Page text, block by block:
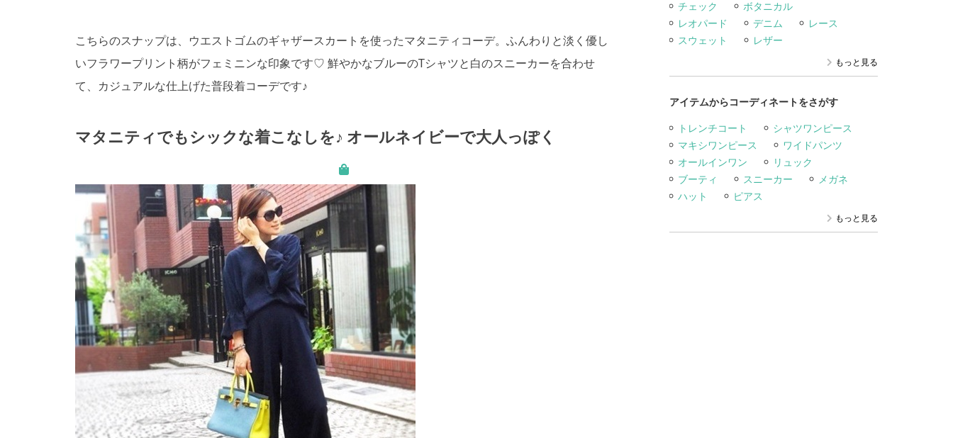
こちらのスナップは、ウエストゴムのギャザースカートを使ったマタニティコーデ。ふんわりと淡く優し
いフラワープリント柄がフェミニンな印象です♡ 鮮やかなブルーのTシャツと白のスニーカーを合わせ
て、カジュアルな仕上げた普段着コーデです♪
マタニティでもシックな着こなしを♪ オールネイビーで大人っぽく
チェック
ボタニカル
レオパード
デニム
レース
スウェット
レザー
もっと見る
アイテムからコーディネートをさがす
トレンチコート
シャツワンピース
マキシワンピース
ワイドパンツ
オールインワン
リュック
ブーティ
スニーカー
メガネ
ハット
ピアス
もっと見る